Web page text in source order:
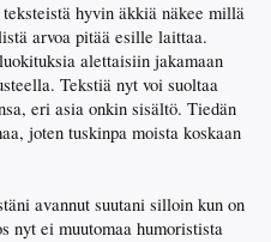
hyvin äkkiä näkee millä
arvoa pitää esille laittaa.
alettaisiin jakamaan
Tekstiä nyt voi suoltaa
eri asia onkin sisältö. Tiedän
joten tuskinpa moista koskaan
avannut suutani silloin kun on
nyt ei muutomaa humoristista